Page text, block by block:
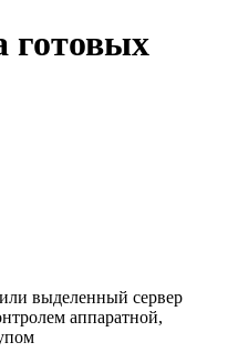
готовых
выделенный сервер
аппаратной,